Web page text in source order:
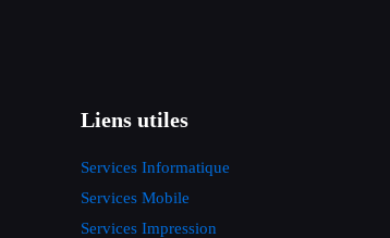
Liens utiles
Services Informatique
Services Mobile
Services Impression